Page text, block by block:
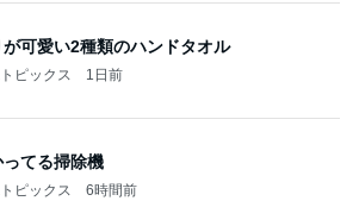
可愛い2種類のハンドタオル
ピックス 1日前
てる掃除機
ピックス 6時間前